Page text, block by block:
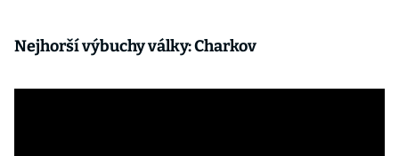
Nejhorší výbuchy války: Charkov